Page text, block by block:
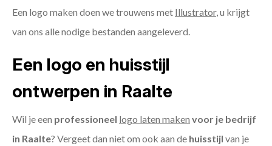
Een logo maken doen we trouwens met Illustrator, u krijgt
van ons alle nodige bestanden aangeleverd.
Een logo en huisstijl
ontwerpen in Raalte
Wil je een professioneel logo laten maken voor je bedrijf
in Raalte? Vergeet dan niet om ook aan de huisstijl van je